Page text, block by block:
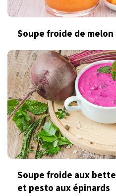
Soupe froide de
Soupe froide aux
et pesto aux épinards